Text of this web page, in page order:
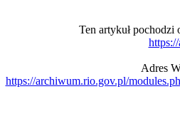
Ten artykuł
Adres
https://archiwum.rio.gov.pl/